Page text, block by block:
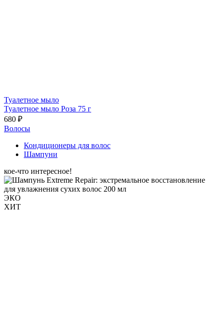
Туалетное мыло
Туалетное мыло Роза 75 г
680 ₽
Волосы
Кондиционеры для волос
Шампуни
кое-что интересное!
ЭКО
ХИТ